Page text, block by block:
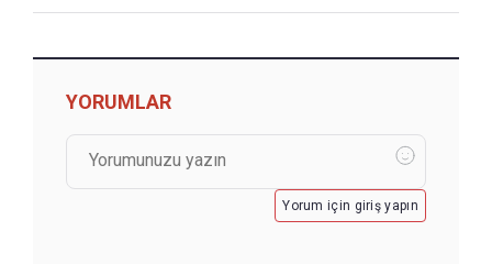
YORUMLAR
Yorum için giriş yapın